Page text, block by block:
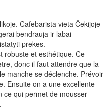
Cafebarista vieta Čekijoje
bendrauja ir labai
prekes.
robuste et esthétique. Ce
donc il faut attendre que la
manche se déclenche. Prévoir
Ensuite on a une excellente
ce qui permet de mousser